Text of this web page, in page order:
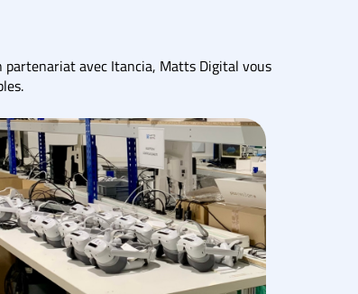
partenariat avec Itancia, Matts Digital vous